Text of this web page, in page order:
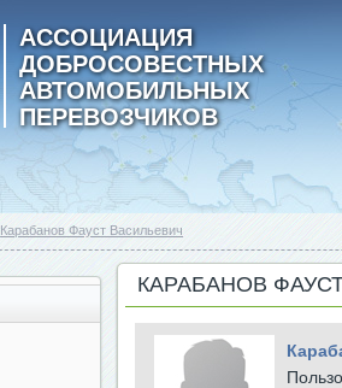
АССОЦИАЦИЯ
ДОБРОСОВЕСТНЫХ
АВТОМОБИЛЬНЫХ
ПЕРЕВОЗЧИКОВ
Карабанов Фауст Васильевич
КАРАБАНОВ